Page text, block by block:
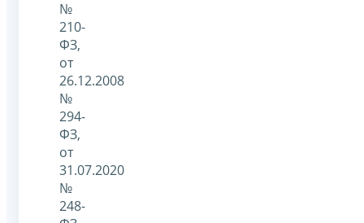
№
210-
ФЗ,
от
26.12.2008
№
294-
ФЗ,
от
31.07.2020
№
248-